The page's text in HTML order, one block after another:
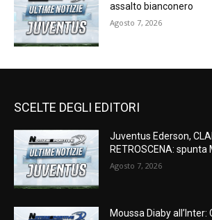
assalto bianconero
Agosto 7, 2026
SCELTE DEGLI EDITORI
Juventus Ederson,
RETROSCENA: spunta
Agosto 7, 2026
Moussa Diaby all’Inter: